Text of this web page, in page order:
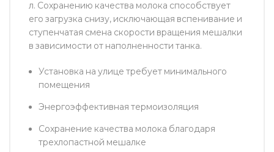
л. Сохранению качества молока способствует
его загрузка снизу, исключающая вспенивание и
ступенчатая смена скорости вращения мешалки
в зависимости от наполненности танка.
Установка на улице требует минимального
помещения
Энергоэффективная термоизоляция
Сохранение качества молока благодаря
трехлопастной мешалке